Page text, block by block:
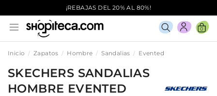
¡REBAJAS DEL 20% AL 80%!
0
Inicio Zapatos Hombre Sandalias Evented
SKECHERS SANDALIAS
HOMBRE EVENTED